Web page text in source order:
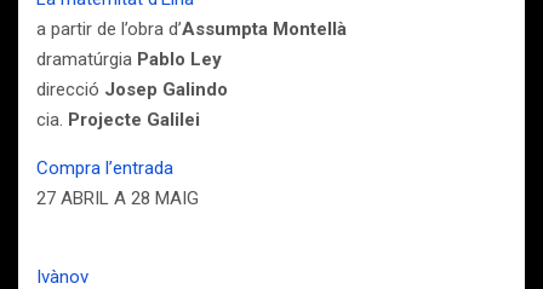
a partir de l’obra d’Assumpta Montellà
dramatúrgia Pablo Ley
direcció Josep Galindo
cia. Projecte Galilei
Compra l’entrada
27 ABRIL A 28 MAIG
Ivànov